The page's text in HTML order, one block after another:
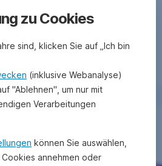
zu Cookies
sind, klicken Sie auf „Ich bin
(inklusive Webanalyse)
"Ablehnen", um nur mit
Verarbeitungen
können Sie auswählen,
annehmen oder